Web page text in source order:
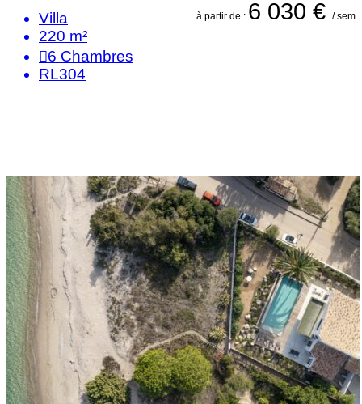
à partir de : 6 030 € / sem
Villa
220 m²
6 Chambres
RL304